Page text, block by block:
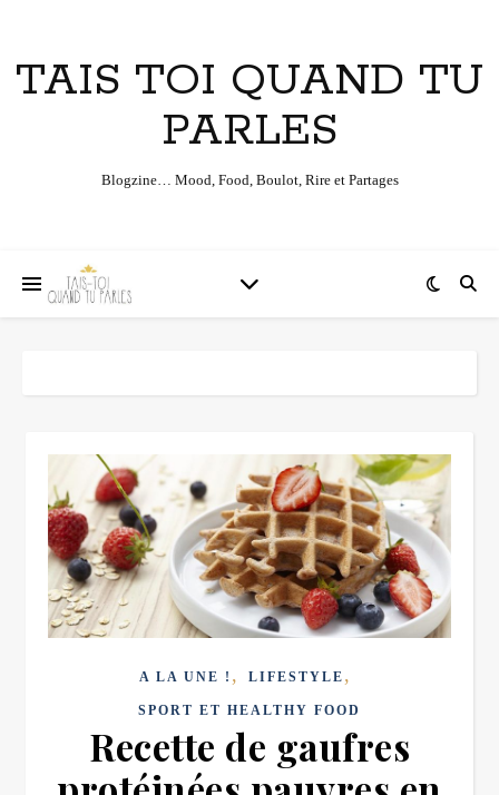
TAIS TOI QUAND TU
PARLES
Blogzine… Mood, Food, Boulot, Rire et Partages
A LA UNE ! , LIFESTYLE ,
SPORT ET HEALTHY FOOD
Recette de gaufres